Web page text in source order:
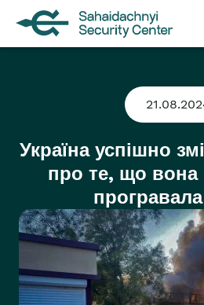
Україна успішно
про те, що вона